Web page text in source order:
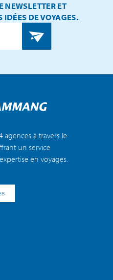
ET
IDÉES DE VOYAGES.
agences à travers le
un service
en voyages.